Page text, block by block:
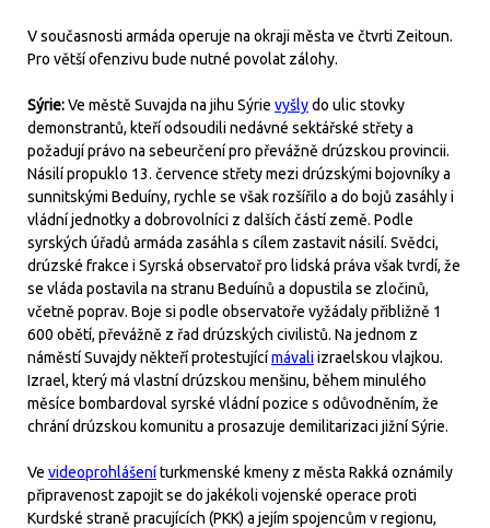
V současnosti armáda operuje na okraji města ve čtvrti Zeitoun.
Pro větší ofenzivu bude nutné povolat zálohy.
Sýrie:Ve městě Suvajda na jihu Sýrie vyšlydo ulic stovky
demonstrantů, kteří odsoudili nedávné sektářské střety a
požadují právo na sebeurčení pro převážně drúzskou provincii.
Násilí propuklo 13. července střety mezi drúzskými bojovníky a
sunnitskými Beduíny, rychle se však rozšířilo a do bojů zasáhly i
vládní jednotky a dobrovolníci z dalších částí země. Podle
syrských úřadů armáda zasáhla s cílem zastavit násilí. Svědci,
drúzské frakce i Syrská observatoř pro lidská práva však tvrdí, že
se vláda postavila na stranu Beduínů a dopustila se zločinů,
včetně poprav. Boje si podle observatoře vyžádaly přibližně 1
600 obětí, převážně z řad drúzských civilistů. Na jednom z
náměstí Suvajdy někteří protestujícímávaliizraelskou vlajkou.
Izrael, který má vlastní drúzskou menšinu, během minulého
měsíce bombardoval syrské vládní pozice s odůvodněním, že
chrání drúzskou komunitu a prosazuje demilitarizaci jižní Sýrie.
Ve videoprohlášeníturkmenské kmeny z města Rakká oznámily
připravenost zapojit se do jakékoli vojenské operace proti
Kurdské straně pracujících (PKK) a jejím spojencům v regionu,